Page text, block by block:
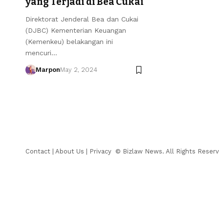
Direktorat Jenderal Bea dan Cukai
(DJBC) Kementerian Keuangan
(Kemenkeu) belakangan ini
mencuri…
MarponMay 2, 2024
Contact About Us Privacy © Bizlaw News. All Rights